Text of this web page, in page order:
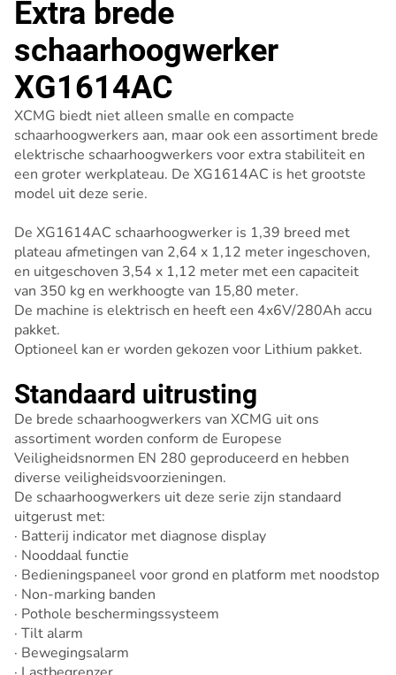
Extra brede
schaarhoogwerker
XG1614AC
XCMG biedt niet alleen smalle en compacte
schaarhoogwerkers aan, maar ook een assortiment brede
elektrische schaarhoogwerkers voor extra stabiliteit en
een groter werkplateau. De XG1614AC is het grootste
model uit deze serie.
De XG1614AC schaarhoogwerker is 1,39 breed met
plateau afmetingen van 2,64 x 1,12 meter ingeschoven,
en uitgeschoven 3,54 x 1,12 meter met een capaciteit
van 350 kg en werkhoogte van 15,80 meter.
De machine is elektrisch en heeft een 4x6V/280Ah accu
pakket.
Optioneel kan er worden gekozen voor Lithium pakket.
Standaard uitrusting
De brede schaarhoogwerkers van XCMG uit ons
assortiment worden conform de Europese
Veiligheidsnormen EN 280 geproduceerd en hebben
diverse veiligheidsvoorzieningen.
De schaarhoogwerkers uit deze serie zijn standaard
uitgerust met:
· Batterij indicator met diagnose display
· Nooddaal functie
· Bedieningspaneel voor grond en platform met noodstop
· Non-marking banden
· Pothole beschermingssysteem
· Tilt alarm
· Bewegingsalarm